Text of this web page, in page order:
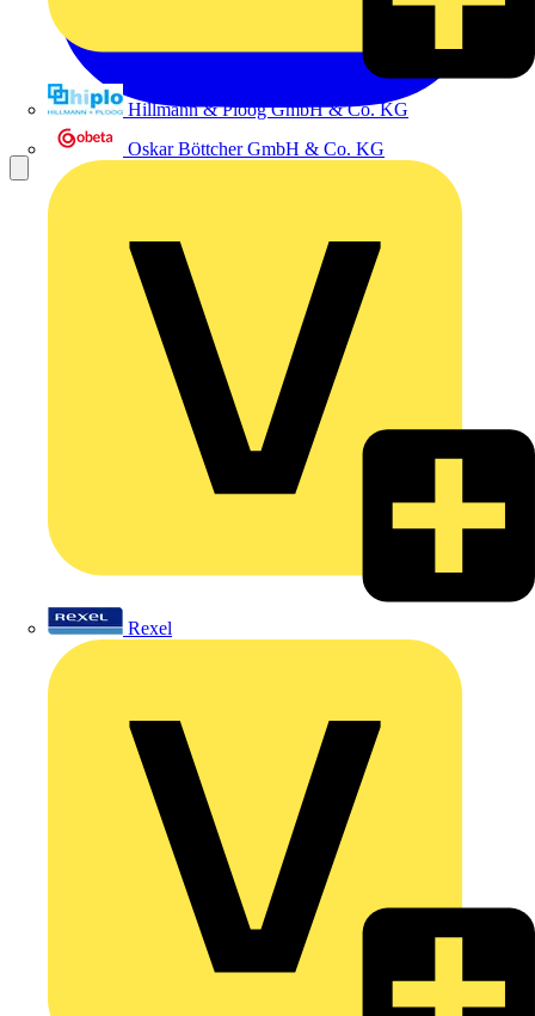
Hillmann & Ploog GmbH & Co. KG
Oskar Böttcher GmbH & Co. KG
Rexel